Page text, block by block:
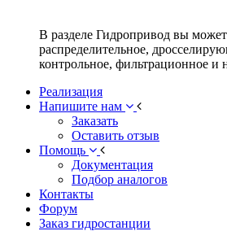
В разделе Гидропривод вы
распределительное,
контрольное, фильтрационное и
Реализация
Напишите нам
Заказать
Оставить отзыв
Помощь
Документация
Подбор аналогов
Контакты
Форум
Заказ гидростанции